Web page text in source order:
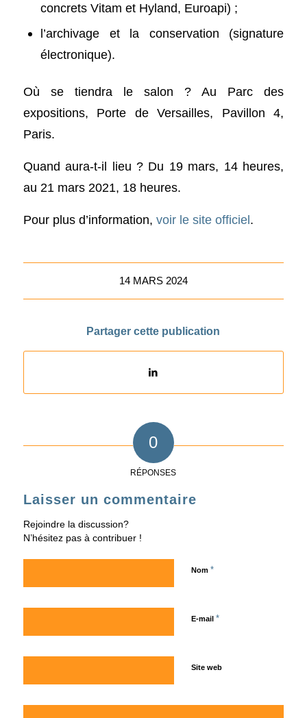
concrets Vitam et Hyland, Euroapi) ;
l’archivage et la conservation (signature
électronique).
Où se tiendra le salon ? Au Parc des
expositions, Porte de Versailles, Pavillon 4,
Paris.
Quand aura-t-il lieu ? Du 19 mars, 14 heures,
au 21 mars 2021, 18 heures.
Pour plus d’information, voir le site officiel.
14 MARS 2024
Partager cette publication
0
RÉPONSES
Laisser un commentaire
Rejoindre la discussion?
N’hésitez pas à contribuer !
Nom *
E-mail *
Site web